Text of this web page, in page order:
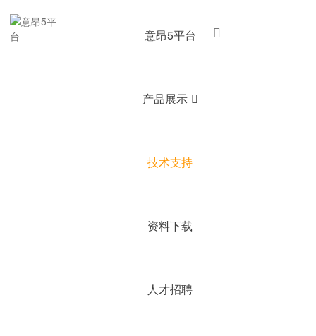
意昂5平台
产品展示
技术支持
资料下载
人才招聘